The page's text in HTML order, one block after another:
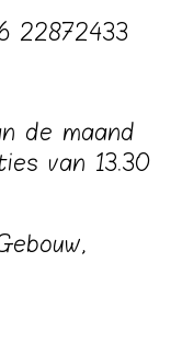
22872433
de maand
van 13.30